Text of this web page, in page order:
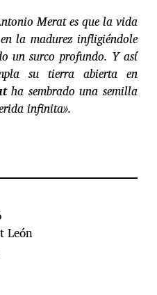
Merat es que la vida
la madurez infligiéndole
un surco profundo. Y así
su tierra abierta en
ha sembrado una semilla
infinita».
León